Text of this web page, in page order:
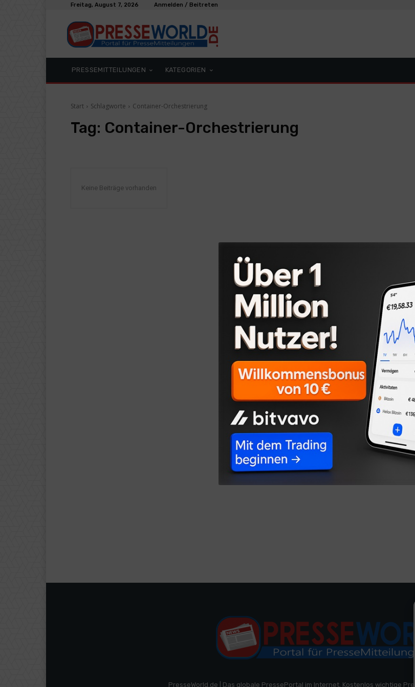
Freitag, August 7, 2026 Anmelden / Beitreten
PRESSEMITTEILUNGEN KATEGORIEN
Start Schlagworte Container-Orchestrierung
Tag: Container-Orchestrierung
Keine Beiträge vorhanden
PresseWorld.de | Das globale PressePortal im Internet. Kostenlos wichtige